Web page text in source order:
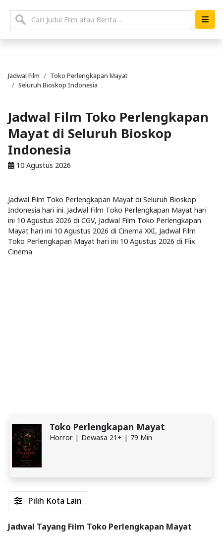
Jadwal Film
Toko Perlengkapan Mayat
Seluruh Bioskop Indonesia
Jadwal Film Toko Perlengkapan
Mayat di Seluruh Bioskop
Indonesia
10 Agustus 2026
Jadwal Film Toko Perlengkapan Mayat di Seluruh Bioskop
Indonesia hari ini. Jadwal Film Toko Perlengkapan Mayat hari
ini 10 Agustus 2026 di CGV, Jadwal Film Toko Perlengkapan
Mayat hari ini 10 Agustus 2026 di Cinema XXI, Jadwal Film
Toko Perlengkapan Mayat hari ini 10 Agustus 2026 di Flix
Cinema
Toko Perlengkapan Mayat
Horror | Dewasa 21+ | 79 Min
Pilih Kota Lain
Jadwal Tayang Film Toko Perlengkapan Mayat